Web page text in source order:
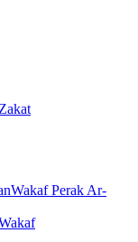
Perak Ar-